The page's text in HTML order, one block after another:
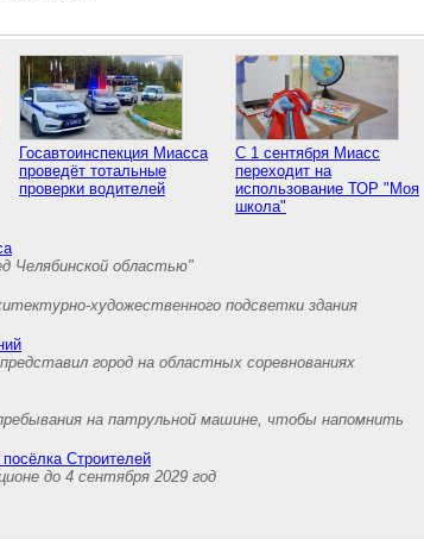
Госавтоинспекция Миасса
проведёт тотальные
проверки водителей
С 1 сентября Миасс
переходит на
использование ТОР "Моя
школа"
Челябинской областью"
художественного подсветки здания
город на областных соревнованиях
на патрульной машине, чтобы напомнить
Строителей
до 4 сентября 2029 год